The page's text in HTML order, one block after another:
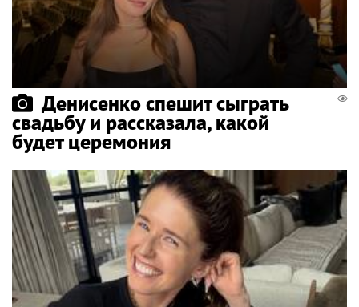
Денисенко спешит сыграть
свадьбу и рассказала, какой
будет церемония